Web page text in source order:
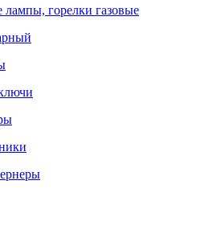
лампы, горелки газовые